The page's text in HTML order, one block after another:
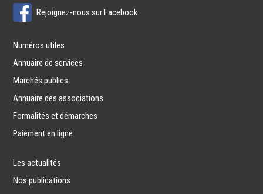
Rejoignez-nous sur Facebook
Numéros utiles
Annuaire de services
Marchés publics
Annuaire des associations
Formalités et démarches
Paiement en ligne
Les actualités
Nos publications